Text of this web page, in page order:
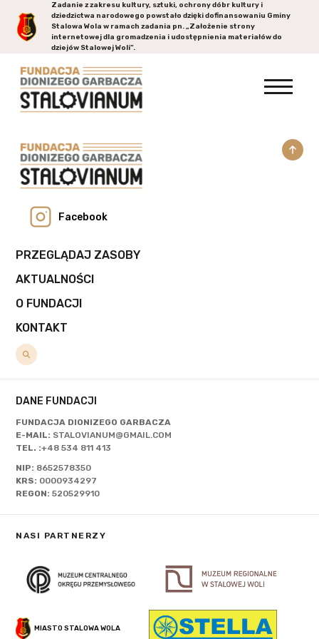
Zadanie z zakresu kultury, sztuki, ochrony dóbr kultury i
dziedzictwa narodowego powstało dzięki dofinansowaniu Gminy
Stalowa Wolaw ramach zadania pn. „Założenie strony
internetowej dla gromadzenia i udostępnienia materiałów do
dziejów Stalowej Woli”.
Facebook
PRZEGLĄDAJ ZASOBY
AKTUALNOŚCI
O FUNDACJI
KONTAKT
DANE FUNDACJI
FUNDACJA DIONIZEGO GARBACZA
E-MAIL: STALOVIANUM@GMAIL.COM
TEL. :+48 534 811 413
NIP: 8652578350
KRS: 0000934297
REGON:520529910
NASI PARTNERZY
MIASTO STALOWA WOLA